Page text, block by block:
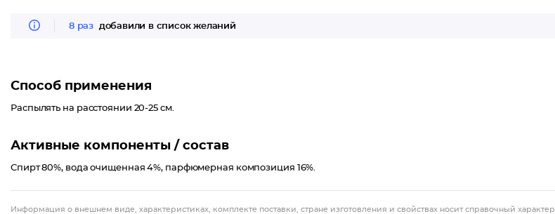
8 раз добавили в список желаний
Способ применения
Распылять на расстоянии 20-25 см.
Активные компоненты / состав
Спирт 80%, вода очищенная 4%, парфюмерная композиция 16%.
Информация о внешнем виде, характеристиках, комплекте поставки, стране изготовления и свойствах носит справочный характер.